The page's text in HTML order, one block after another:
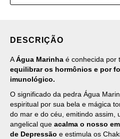
DESCRIÇÃO
AÁgua Marinha é conhecida por
equilibrar os hormônios e por
imunológico.
O significado da pedra Água
espiritual por sua bela e mágica
do mar e do céu, emitindo assim,
angelical que acalma o nosso
de Depressão e estimula os